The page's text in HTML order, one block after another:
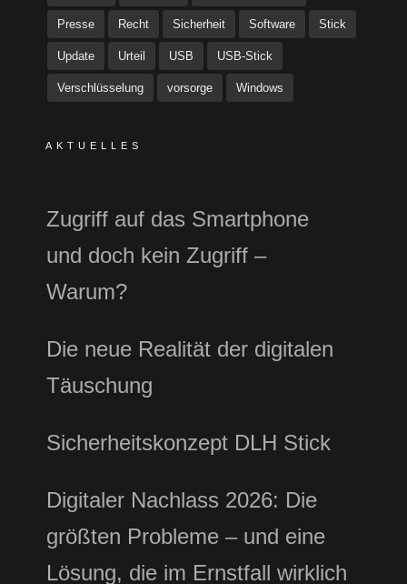
Presse Recht Sicherheit Software Stick
Update Urteil USB USB-Stick
Verschlüsselung vorsorge Windows
AKTUELLES
Zugriff auf das Smartphone
und doch kein Zugriff –
Warum?
Die neue Realität der digitalen
Täuschung
Sicherheitskonzept DLH Stick
Digitaler Nachlass 2026: Die
größten Probleme – und eine
Lösung, die im Ernstfall wirklich